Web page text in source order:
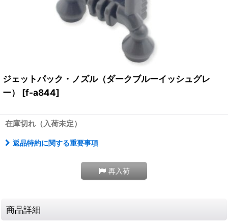
ジェットパック・ノズル（ダークブルーイッシュグレ
ー）
[f-a844]
在庫切れ（入荷未定）
返品特約に関する重要事項
再入荷
商品詳細